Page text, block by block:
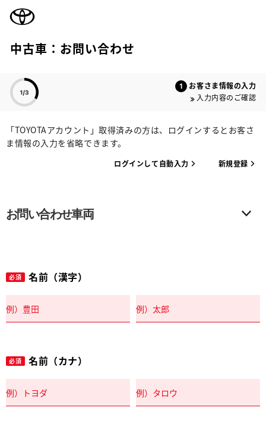
中古車：お問い合わせ
お客さま情報の入力
入力内容のご確認
「TOYOTAアカウント」取得済みの方は、ログインするとお客さ
ま情報の入力を省略できます。
ログインして自動入力 新規登録
お問い合わせ車両
必須 名前（漢字）
必須 名前（カナ）